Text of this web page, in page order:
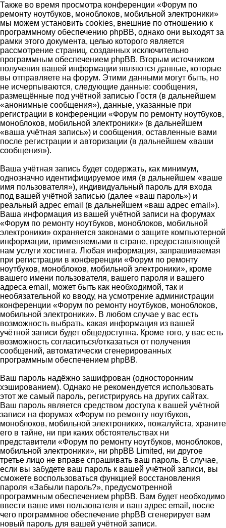
Также во время просмотра конференции «Форум по
ремонту ноутбуков, моноблоков, мобильной электроники»
мы можем установить cookies, внешние по отношению к
программному обеспечению phpBB, однако они выходят за
рамки этого документа, целью которого является
рассмотрение страниц, созданных исключительно
программным обеспечением phpBB. Вторым источником
получения вашей информации являются данные, которые
вы отправляете на форум. Этими данными могут быть, но
не исчерпываются, следующие данные: сообщения,
размещённые под учётной записью Гостя (в дальнейшем
«анонимные сообщения»), данные, указанные при
регистрации в конференции «Форум по ремонту ноутбуков,
моноблоков, мобильной электроники» (в дальнейшем
«ваша учётная запись») и сообщения, оставленные вами
после регистрации и авторизации (в дальнейшем «ваши
сообщения»).
Ваша учётная запись будет содержать, как минимум,
однозначно идентифицируемое имя (в дальнейшем «ваше
имя пользователя»), индивидуальный пароль для входа
под вашей учётной записью (далее «ваш пароль») и
реальный адрес email (в дальнейшем «ваш адрес email»).
Ваша информация из вашей учётной записи на форумах
«Форум по ремонту ноутбуков, моноблоков, мобильной
электроники» охраняется законами о защите компьютерной
информации, применяемыми в стране, предоставляющей
нам услуги хостинга. Любая информация, запрашиваемая
при регистрации в конференции «Форум по ремонту
ноутбуков, моноблоков, мобильной электроники», кроме
вашего имени пользователя, вашего пароля и вашего
адреса email, может быть как необходимой, так и
необязательной ко вводу, на усмотрение администрации
конференции «Форум по ремонту ноутбуков, моноблоков,
мобильной электроники». В любом случае у вас есть
возможность выбрать, какая информация из вашей
учётной записи будет общедоступна. Кроме того, у вас есть
возможность согласиться/отказаться от получения
сообщений, автоматически сгенерированных
программным обеспечением phpBB.
Ваш пароль надёжно зашифрован (односторонним
хэшированием). Однако не рекомендуется использовать
этот же самый пароль, регистрируясь на других сайтах.
Ваш пароль является средством доступа к вашей учётной
записи на форумах «Форум по ремонту ноутбуков,
моноблоков, мобильной электроники», пожалуйста, храните
его в тайне, ни при каких обстоятельствах ни
представители «Форум по ремонту ноутбуков, моноблоков,
мобильной электроники», ни phpBB Limited, ни другое
третье лицо не вправе спрашивать ваш пароль. В случае,
если вы забудете ваш пароль к вашей учётной записи, вы
сможете воспользоваться функцией восстановления
пароля «Забыли пароль?», предусмотренной
программным обеспечением phpBB. Вам будет необходимо
ввести ваше имя пользователя и ваш адрес email, после
чего программное обеспечение phpBB сгенерирует вам
новый пароль для вашей учётной записи.